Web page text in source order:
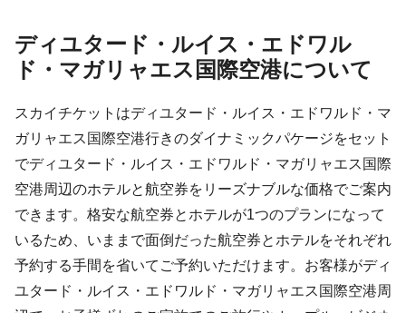
ディユタード・ルイス・エドワル
ド・マガリャエス国際空港について
スカイチケットはディユタード・ルイス・エドワルド・マ
ガリャエス国際空港行きのダイナミックパケージをセット
でディユタード・ルイス・エドワルド・マガリャエス国際
空港周辺のホテルと航空券をリーズナブルな価格でご案内
できます。格安な航空券とホテルが1つのプランになって
いるため、いままで面倒だった航空券とホテルをそれぞれ
予約する手間を省いてご予約いただけます。お客様がディ
ユタード・ルイス・エドワルド・マガリャエス国際空港周